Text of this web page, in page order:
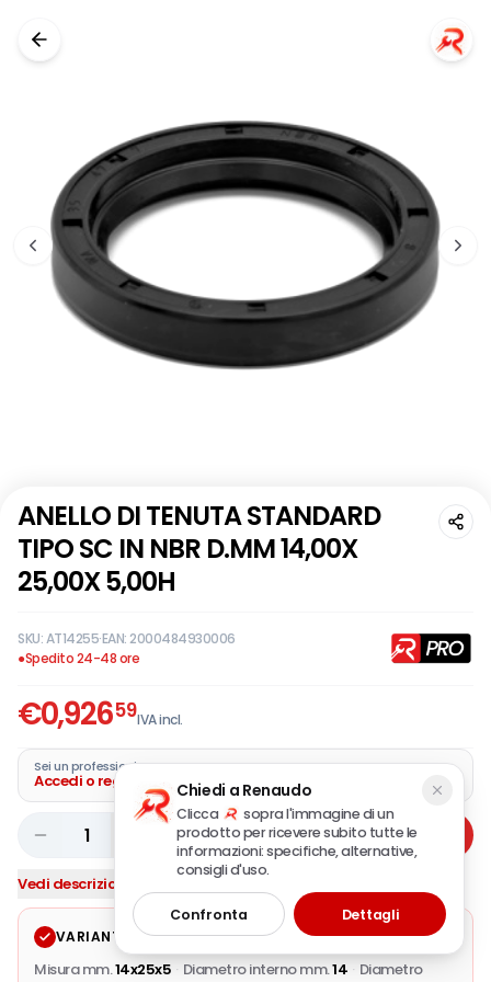
ANELLO DI TENUTA STANDARD
TIPO SC IN NBR D.MM 14,00X
25,00X 5,00H
SKU:AT14255·EAN:2000484930006
●Spedito 24-48 ore
€0,92659IVA incl.
Sei un professionista?
Accedi o registra la tua azienda
1 Aggiungi
Vedi descrizione completa
VARIANTE SELEZIONATA Modifica
Misura mm.14x25x5 · Diametro interno mm.14 · Diametro
Chiedi a Renaudo
Clicca
sopra l'immagine di un
prodotto per ricevere subito tutte le
informazioni: specifiche, alternative,
consigli d'uso.
Confronta Dettagli